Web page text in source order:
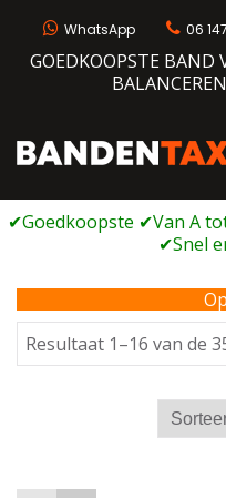
WhatsApp 06
GOEDKOOPSTE BAND
Resultaat 1–16 van de